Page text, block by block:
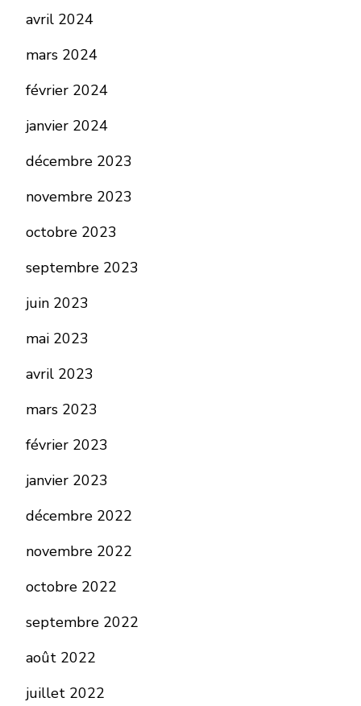
avril 2024
mars 2024
février 2024
janvier 2024
décembre 2023
novembre 2023
octobre 2023
septembre 2023
juin 2023
mai 2023
avril 2023
mars 2023
février 2023
janvier 2023
décembre 2022
novembre 2022
octobre 2022
septembre 2022
août 2022
juillet 2022